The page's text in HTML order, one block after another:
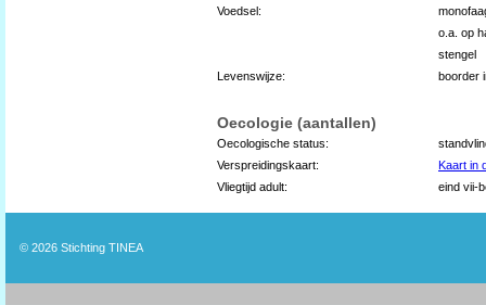
Voedsel:
o.a. op
stengel
Levenswijze:
boorder
Oecologie (aantallen)
Oecologische status:
Verspreidingskaart:
Kaart in
Vliegtijd adult:
eind vii-
© 2026 Stichting TINEA